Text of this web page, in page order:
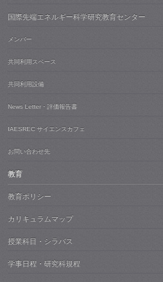
国際先端エネルギー科学研究教育センター
メンバー
共同利用スペース
共同利用設備
News Letter・評価報告書
IAESREC サイエンスカフェ
お問い合わせ先
教育
教育ポリシー
カリキュラムマップ
授業科目・シラバス
学事日程・研究科規程